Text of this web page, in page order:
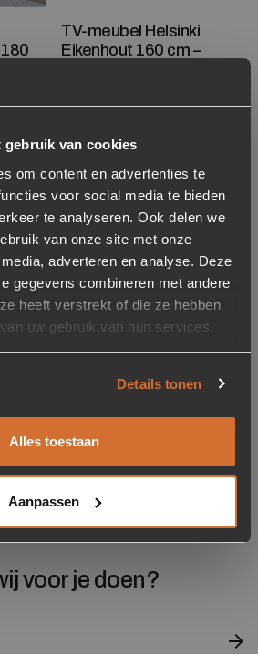
gebruik van cookies
om content en advertenties te
voor social media te bieden
te analyseren. Ook delen we
van onze site met onze
adverteren en analyse. Deze
gegevens combineren met andere
heeft verstrekt of die ze hebben
uw gebruik van hun services.
Details tonen
Alles toestaan
Aanpassen
TV-meubel Helsinki
Eikenhout 160 cm –
829,-
Levertijd: 2-5 werkdagen
Toevoegen aan
Verwijderen van verlanglijst
Dressoir Helsinki
Levertijd: 2-5 werkdagen
voor je doen?